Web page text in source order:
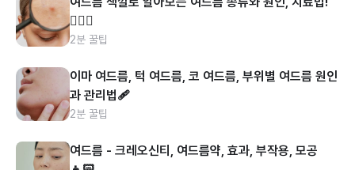
👩🏻‍⚕️
2분 꿀팁
이마 여드름, 턱 여드름, 코 여드름, 부위별 여드름 원인
과 관리법🩹
2분 꿀팁
여드름 - 크레오신티, 여드름약, 효과, 부작용, 모공